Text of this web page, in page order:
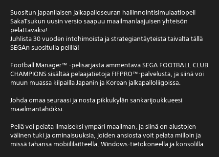
Suositun japanilaisen jalkapalloseuran hallinnointisimulaatiopeli
SakaTsukun uusin versio saapuu maailmanlaajuisen yhteisön
pelattavaksi!
Juhlista 30 vuoden intohimoista ja strategiantäyteistä taivalta tällä
SEGAn suositulla pelillä!
Football Manager™ -pelisarjasta ammentava SEGA FOOTBALL CLUB
CHAMPIONS sisältää pelaajatietoja FIFPRO™-palvelusta, ja siinä voi
muun muassa kilpailla Japanin ja Korean jalkapalloliigoissa.
Johda omaa seuraasi ja nosta pikkukylän sankarijoukkueesi
maailmantähdiksi.
Peliä voi pelata ilmaiseksi ympäri maailman, ja siinä on alustojen
välinen tuki ja ominaisuuksia, joiden ansiosta voit pelata milloin ja
missä tahansa mobiililaitteella, Windows-tietokoneella ja konsolilla.